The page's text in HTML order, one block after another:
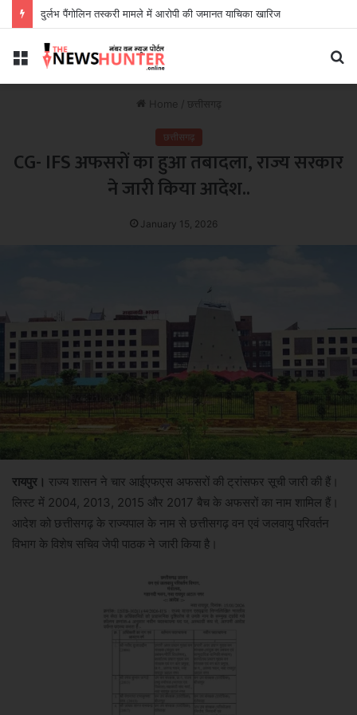
दुर्लभ पैंगोलिन तस्करी मामले में आरोपी की जमानत याचिका खारिज
Menu
Home / छत्तीसगढ़
छत्तीसगढ़
CG- IFS अफसरों का हुआ तबादला, राज्य सरकार
ने जारी किया आदेश..
January 15, 2026
रायपुर। राज्य शासन ने चार आईएफएस अफसरों की ट्रांसफर सूची जारी की हैं।
लिस्ट में 2004, 2013, 2015 और 2017 बैच के अफसरों का नाम शामिल हैं।
आदेश को छत्तीसगढ़ के राज्यपाल के नाम से छत्तीसगढ़ वन एवं जलवायु परिवर्तन
विभाग के विशेष सचिव जेपी पाठक ने जारी किया है।